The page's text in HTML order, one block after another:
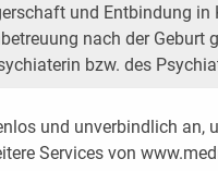
und Entbindung in
nach der Geburt
bzw. des
und unverbindlich an,
Services von